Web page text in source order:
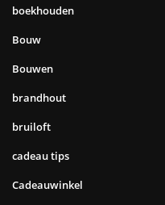
boekhouden
Bouw
Bouwen
brandhout
bruiloft
cadeau tips
Cadeauwinkel